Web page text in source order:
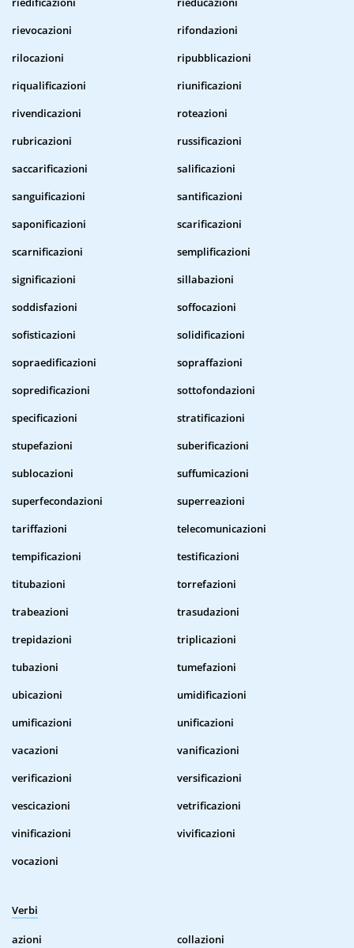
rievocazioni
rifondazioni
rilocazioni
ripubblicazioni
riqualificazioni
riunificazioni
rivendicazioni
roteazioni
rubricazioni
russificazioni
saccarificazioni
salificazioni
sanguificazioni
santificazioni
saponificazioni
scarificazioni
scarnificazioni
semplificazioni
significazioni
sillabazioni
soddisfazioni
soffocazioni
sofisticazioni
solidificazioni
sopraedificazioni
sopraffazioni
sopredificazioni
sottofondazioni
specificazioni
stratificazioni
stupefazioni
suberificazioni
sublocazioni
suffumicazioni
superfecondazioni
superreazioni
tariffazioni
telecomunicazioni
tempificazioni
testificazioni
titubazioni
torrefazioni
trabeazioni
trasudazioni
trepidazioni
triplicazioni
tubazioni
tumefazioni
ubicazioni
umidificazioni
umificazioni
unificazioni
vacazioni
vanificazioni
verificazioni
versificazioni
vescicazioni
vetrificazioni
vinificazioni
vivificazioni
vocazioni
Verbi
azioni
collazioni